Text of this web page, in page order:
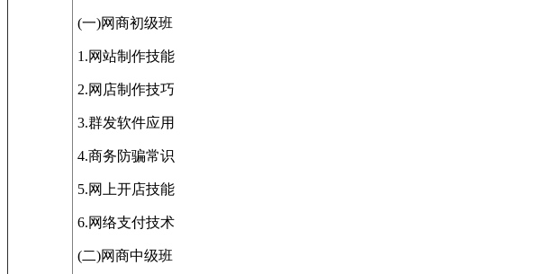
(一)网商初级班
1.网站制作技能
2.网店制作技巧
3.群发软件应用
4.商务防骗常识
5.网上开店技能
6.网络支付技术
(二)网商中级班